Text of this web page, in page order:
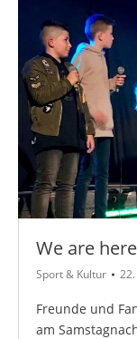
We are here
Sport & Kultur
Freunde und
am